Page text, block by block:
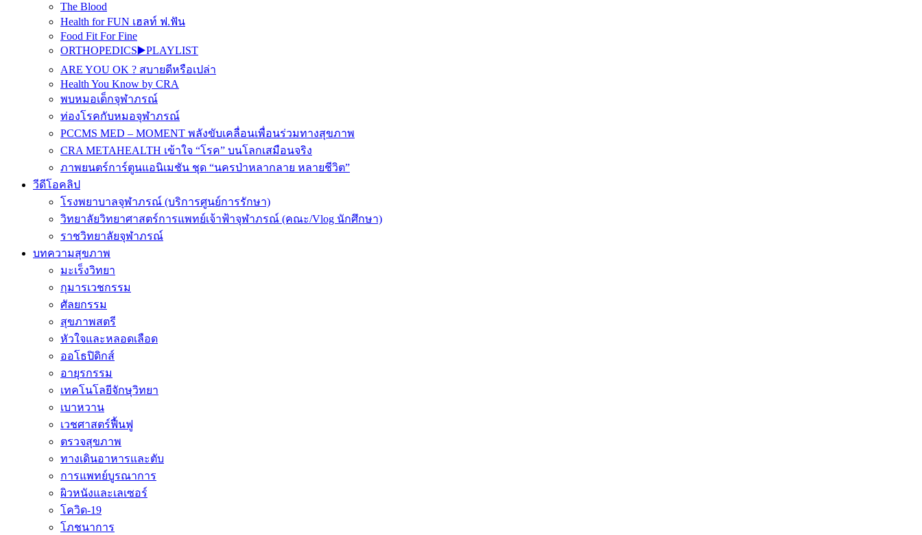
The Blood
Health for FUN เฮลท์ ฟ.ฟัน
Food Fit For Fine
ORTHOPEDICS▶️PLAYLIST
ARE YOU OK ? สบายดีหรือเปล่า
Health You Know by CRA
พบหมอเด็กจุฬาภรณ์
ท่องโรคกับหมอจุฬาภรณ์
PCCMS MED – MOMENT พลังขับเคลื่อนเพื่อนร่วมทางสุขภาพ
CRA METAHEALTH เข้าใจ “โรค” บนโลกเสมือนจริง
ภาพยนตร์การ์ตูนแอนิเมชัน ชุด “นครป่าหลากลาย หลายชีวิต”
วีดีโอคลิป
โรงพยาบาลจุฬาภรณ์ (บริการศูนย์การรักษา)
วิทยาลัยวิทยาศาสตร์การแพทย์เจ้าฟ้าจุฬาภรณ์ (คณะ/Vlog นักศึกษา)
ราชวิทยาลัยจุฬาภรณ์
บทความสุขภาพ
มะเร็งวิทยา
กุมารเวชกรรม
ศัลยกรรม
สุขภาพสตรี
หัวใจและหลอดเลือด
ออโธปิดิกส์
อายุรกรรม
เทคโนโลยีจักษุวิทยา
เบาหวาน
เวชศาสตร์ฟื้นฟู
ตรวจสุขภาพ
ทางเดินอาหารและตับ
การแพทย์บูรณาการ
ผิวหนังและเลเซอร์
โควิด-19
โภชนาการ